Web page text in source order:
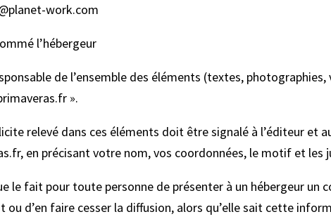
work.com
l’hébergeur
de l’ensemble des éléments (textes,
».
relevé dans ces éléments doit être signalé à l’éditeur et
en précisant votre nom, vos coordonnées, le motif et
le fait pour toute personne de présenter à un hébergeur
d’en faire cesser la diffusion, alors qu’elle sait cette